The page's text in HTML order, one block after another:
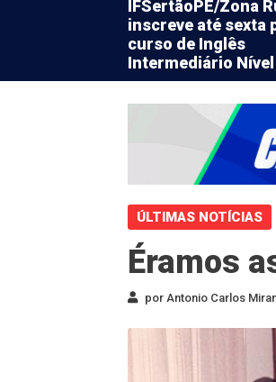
IFSertãoPE/Zona
inscreve até sexta
curso de Inglês
Intermediário Nível
ÚLTIMAS NOTÍCIAS
Éramos
por Antonio Carlos